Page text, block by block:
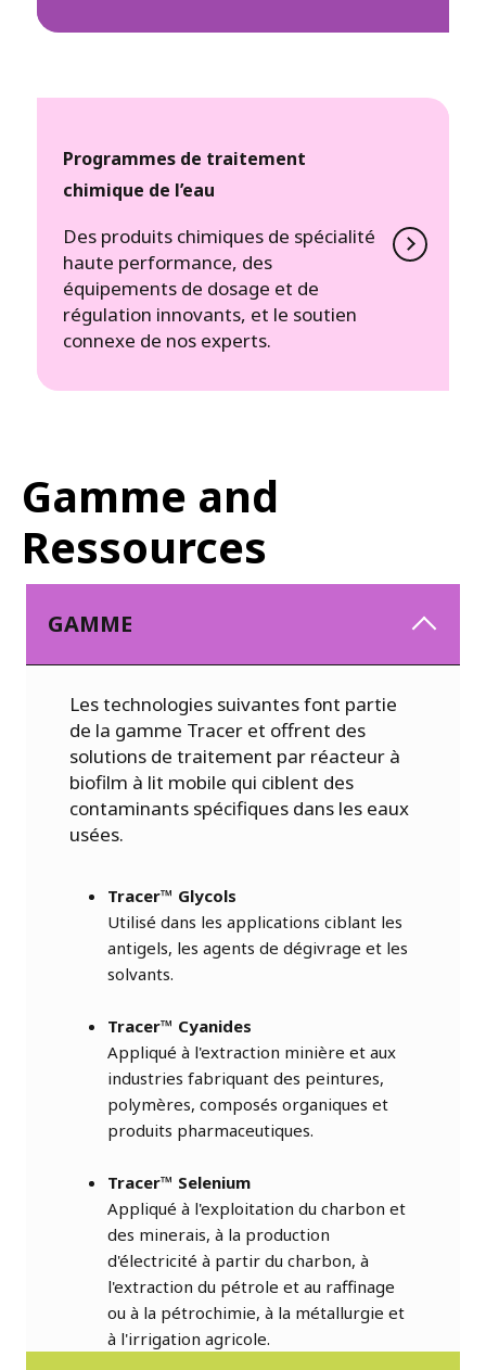
Programmes de traitement
chimique de l’eau
Des produits chimiques de spécialité
haute performance, des
équipements de dosage et de
régulation innovants, et le soutien
connexe de nos experts.
Gamme and
Ressources
GAMME
Les technologies suivantes font partie
de la gamme Tracer et offrent des
solutions de traitement par réacteur à
biofilm à lit mobile qui ciblent des
contaminants spécifiques dans les eaux
usées.
Tracer™ Glycols
Utilisé dans les applications ciblant les
antigels, les agents de dégivrage et les
solvants.
Tracer™ Cyanides
Appliqué à l'extraction minière et aux
industries fabriquant des peintures,
polymères, composés organiques et
produits pharmaceutiques.
Tracer™ Selenium
Appliqué à l'exploitation du charbon et
des minerais, à la production
d'électricité à partir du charbon, à
l'extraction du pétrole et au raffinage
ou à la pétrochimie, à la métallurgie et
à l'irrigation agricole.